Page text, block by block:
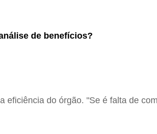
de benefícios?
eficiência do órgão. "Se é falta de